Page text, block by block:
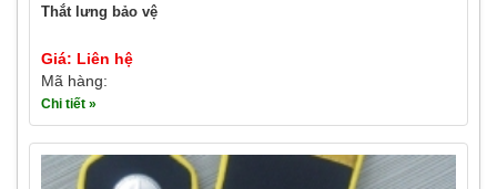
Thắt lưng bảo vệ
Giá: Liên hệ
Mã hàng:
Chi tiết »